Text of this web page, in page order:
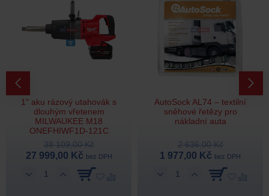
1" aku rázový utahovák s
dlouhým vřetenem
MILWAUKEE M18
ONEFHIWF1D-121C
38 109,00 Kč
27 999,00 Kč bez DPH
AutoSock AL74 – textilní
sněhové řetězy pro
nákladní auta
2 636,00 Kč
1 977,00 Kč bez DPH